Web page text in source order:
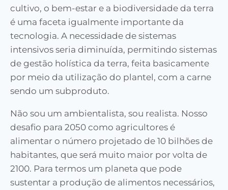
cultivo, o bem-estar e a biodiversidade da terra
é uma faceta igualmente importante da
tecnologia. A necessidade de sistemas
intensivos seria diminuída, permitindo sistemas
de gestão holística da terra, feita basicamente
por meio da utilização do plantel, com a carne
sendo um subproduto.
Não sou um ambientalista, sou realista. Nosso
desafio para 2050 como agricultores é
alimentar o número projetado de 10 bilhões de
habitantes, que será muito maior por volta de
2100. Para termos um planeta que pode
sustentar a produção de alimentos necessários,